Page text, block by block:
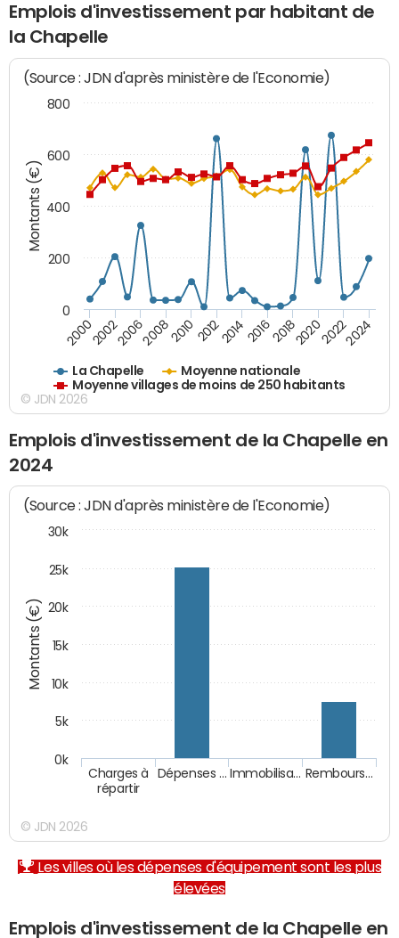
Emplois d'investissement par habitant de
la Chapelle
Montants (€)
(Source : JDN d'après ministère de l'Economie)
La Chapelle
Moyenne nationale
Moyenne villages de moins de 250 habitants
20002002200620082010 2012201420162018202020222024
0
200
400
600
800
© JDN 2026
Emplois d'investissement de la Chapelle en
2024
Montants (€)
(Source : JDN d'après ministère de l'Economie)
Charges à
répartir
Dépenses … Immobilisa… Rembours…
0k
5k
10k
15k
20k
25k
30k
© JDN 2026
Les villes où les dépenses d'équipement sont les plus
élevées
Emplois d'investissement de la Chapelle en